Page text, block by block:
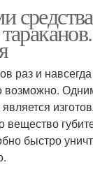
раз и
возможно.
вещество
быстро